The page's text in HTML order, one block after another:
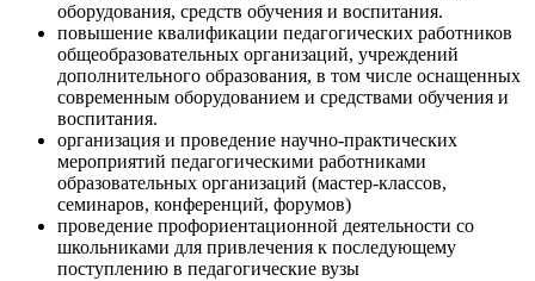
оборудования, средств обучения и воспитания.
повышение квалификации педагогических работников
общеобразовательных организаций, учреждений
дополнительного образования, в том числе оснащенных
современным оборудованием и средствами обучения и
воспитания.
организация и проведение научно-практических
мероприятий педагогическими работниками
образовательных организаций (мастер-классов,
семинаров, конференций, форумов)
проведение профориентационной деятельности со
школьниками для привлечения к последующему
поступлению в педагогические вузы